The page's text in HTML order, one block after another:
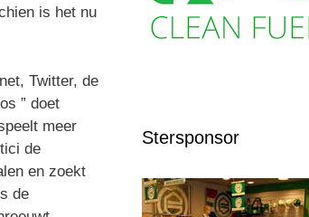
is het nu
Twitter, de
” doet
meer
de
en zoekt
de
Stersponsor